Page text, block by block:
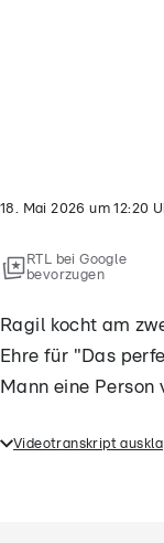
18. Mai 2026 um 12:20
RTL bei Google
bevorzugen
Ragil kocht am
Ehre für "Das
Mann eine
Ragil kocht am
Videotranskript